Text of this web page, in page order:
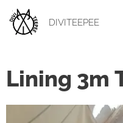
DIVITEEPEE
Lining 3m